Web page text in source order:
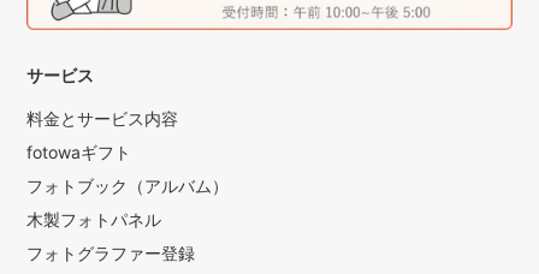
サービス
料金とサービス内容
fotowaギフト
フォトブック（アルバム）
木製フォトパネル
フォトグラファー登録